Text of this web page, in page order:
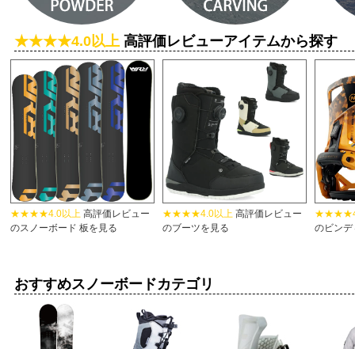
★★★★4.0以上 高評価レビューアイテムから探す
★★★★4.0以上 高評価レビュー
のスノーボード 板を見る
★★★★4.0以上 高評価レビュー
のブーツを見る
のビンデ
おすすめスノーボードカテゴリ